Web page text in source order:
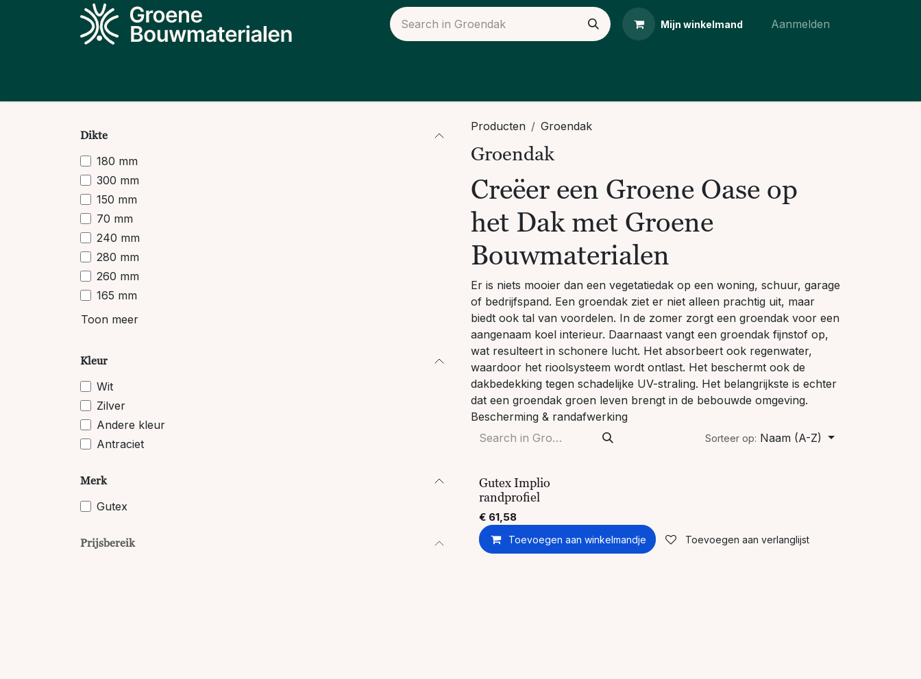
Overslaan naar inhoud
Mijn winkelmand Aanmelden
Dikte
180 mm
300 mm
150 mm
70 mm
240 mm
280 mm
260 mm
165 mm
Toon meer
Kleur
Wit
Zilver
Andere kleur
Antraciet
Merk
Gutex
Prijsbereik
Producten Groendak
Groendak
Creëer een Groene Oase op
het Dak met Groene
Bouwmaterialen
Er is niets mooier dan een vegetatiedak op een woning, schuur, garage
of bedrijfspand. Een groendak ziet er niet alleen prachtig uit, maar
biedt ook tal van voordelen. In de zomer zorgt een groendak voor een
aangenaam koel interieur. Daarnaast vangt een groendak fijnstof op,
wat resulteert in schonere lucht. Het absorbeert ook regenwater,
waardoor het rioolsysteem wordt ontlast. Het beschermt ook de
dakbedekking tegen schadelijke UV-straling. Het belangrijkste is echter
dat een groendak groen leven brengt in de bebouwde omgeving.
Bescherming & randafwerking
Sorteer op: Naam (A-Z)
Gutex Implio
randprofiel
€ 61,58
Toevoegen aan winkelmandje Toevoegen aan verlanglijst